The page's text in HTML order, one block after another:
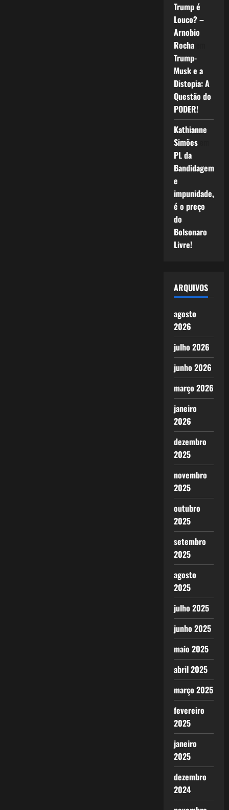
Trump é
Louco? –
Arnobio
Rochaem
Trump-
Musk e a
Distopia: A
Questão do
PODER!
Kathianne
Simõesem
PL da
Bandidagem
e
impunidade,
é o preço
do
Bolsonaro
Livre!
ARQUIVOS
agosto
2026
julho 2026
junho 2026
março 2026
janeiro
2026
dezembro
2025
novembro
2025
outubro
2025
setembro
2025
agosto
2025
julho 2025
junho 2025
maio 2025
abril 2025
março 2025
fevereiro
2025
janeiro
2025
dezembro
2024